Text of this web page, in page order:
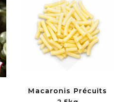
Macaronis Précuits